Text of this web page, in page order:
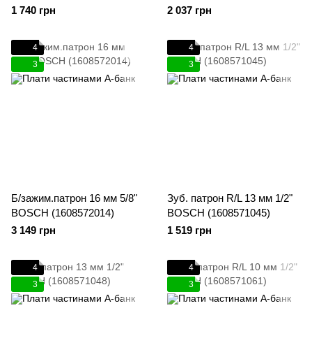
1 740 грн
2 037 грн
4
3
Б/зажим.патрон 16 мм 5/8"
BOSCH (1608572014)
3 149 грн
4
3
Зуб. патрон R/L 13 мм 1/2"
BOSCH (1608571045)
1 519 грн
4
3
4
3